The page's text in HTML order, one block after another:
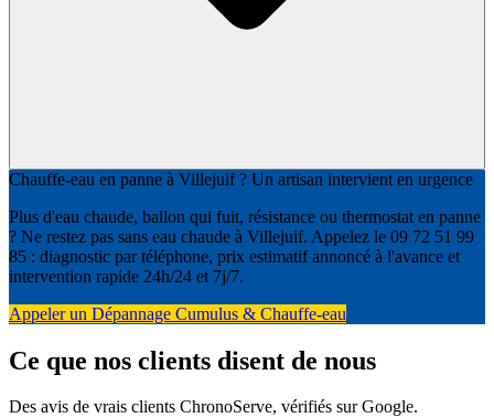
Chauffe-eau en panne à Villejuif ? Un artisan intervient en urgence
Plus d'eau chaude, ballon qui fuit, résistance ou thermostat en panne
? Ne restez pas sans eau chaude à Villejuif. Appelez le 09 72 51 99
85 : diagnostic par téléphone, prix estimatif annoncé à l'avance et
intervention rapide 24h/24 et 7j/7.
Appeler un Dépannage Cumulus & Chauffe-eau
Ce que nos clients disent de nous
Des avis de vrais clients ChronoServe, vérifiés sur Google.